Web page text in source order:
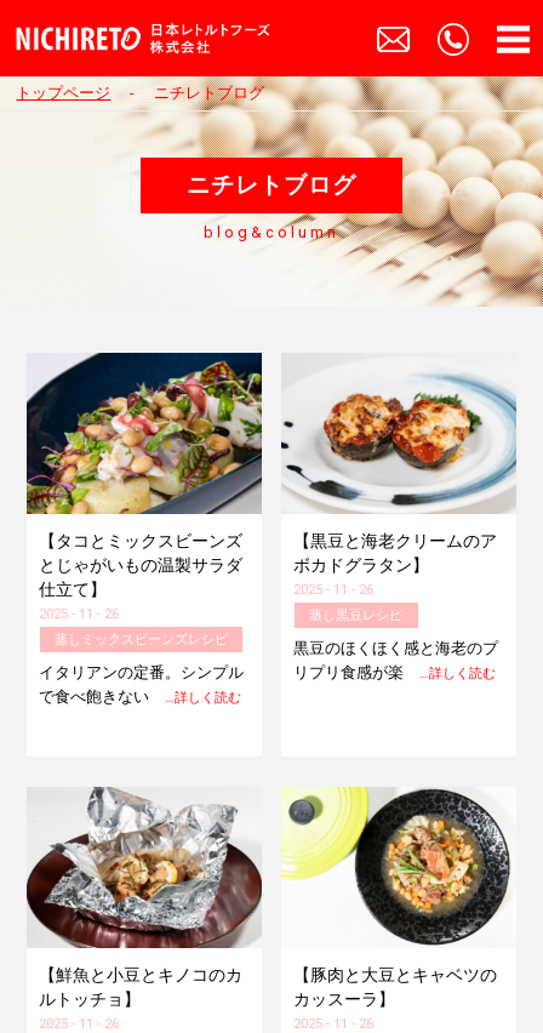
トップページ ニチレトブログ
ニチレトブログ
blog&column
【タコとミックスビーンズ
とじゃがいもの温製サラダ
仕立て】
2025 - 11 - 26
蒸しミックスビーンズレシピ
イタリアンの定番。シンプル
で食べ飽きない
…詳しく読む
【黒豆と海老クリームのア
ボカドグラタン】
2025 - 11 - 26
蒸し黒豆レシピ
黒豆のほくほく感と海老のプ
リプリ食感が楽
…詳しく読む
【鮮魚と小豆とキノコのカ
ルトッチョ】
2025 - 11 - 26
【豚肉と大豆とキャベツの
カッスーラ】
2025 - 11 - 26